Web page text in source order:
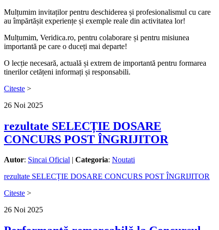
Mulțumim invitaților pentru deschiderea și profesionalismul cu care
au împărtășit experiențe și exemple reale din activitatea lor!
Mulțumim, Veridica.ro, pentru colaborare și pentru misiunea
importantă pe care o duceți mai departe!
O lecție necesară, actuală și extrem de importantă pentru formarea
tinerilor cetățeni informați și responsabili.
Citeste >
26 Noi 2025
rezultate SELECȚIE DOSARE
CONCURS POST ÎNGRIJITOR
Autor: Sincai Oficial | Categoria: Noutati
rezultate SELECȚIE DOSARE CONCURS POST ÎNGRIJITOR
Citeste >
26 Noi 2025